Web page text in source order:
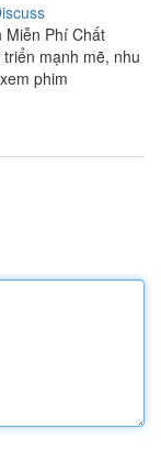
Miễn Phí Chất
mạnh mẽ, nhu
phim